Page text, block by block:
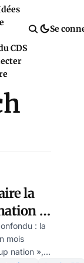
CDS
Se
la
»
!
: la
mois
nation »,